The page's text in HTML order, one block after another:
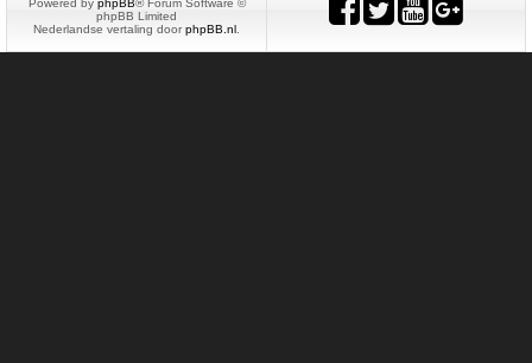
phpBB Limited
Nederlandse vertaling doorphpBB.nl